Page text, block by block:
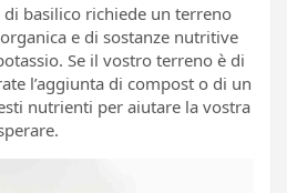
basilico richiede un terreno
e di sostanze nutritive
Se il vostro terreno è di
l’aggiunta di compost o di un
nutrienti per aiutare la vostra